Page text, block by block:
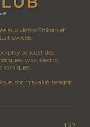
aux vidéos Shibari et
sensuel, des
wax, électro,
iconiques.
son travaillé, tension